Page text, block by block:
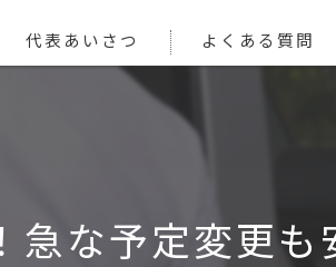
代表あいさつ よくある質問
急な予定変更